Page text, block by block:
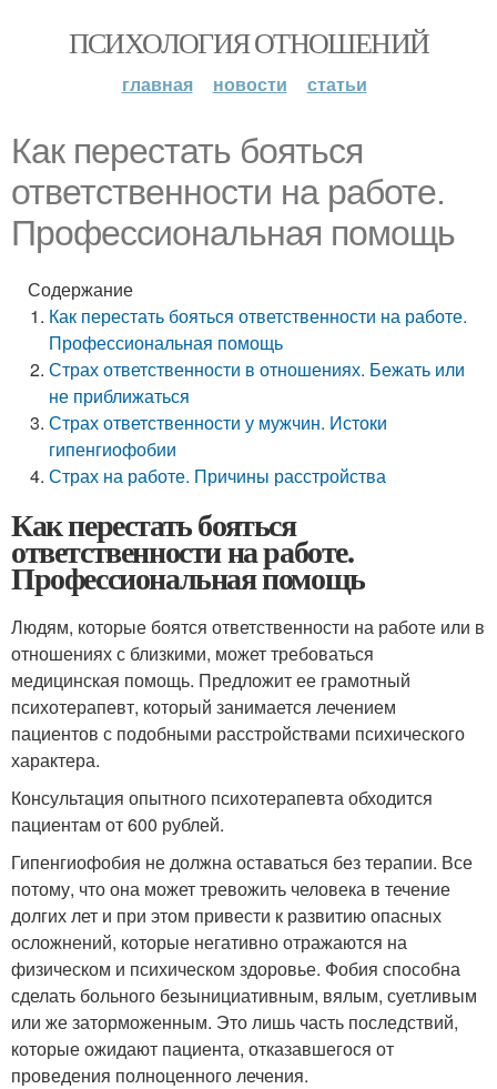
ПСИХОЛОГИЯ ОТНОШЕНИЙ
главная новости статьи
Как перестать бояться
ответственности на работе.
Профессиональная помощь
Содержание
Как перестать бояться ответственности на работе.
Профессиональная помощь
Страх ответственности в отношениях. Бежать или
не приближаться
Страх ответственности у мужчин. Истоки
гипенгиофобии
Страх на работе. Причины расстройства
Как перестать бояться
ответственности на работе.
Профессиональная помощь
Людям, которые боятся ответственности на работе или в
отношениях с близкими, может требоваться
медицинская помощь. Предложит ее грамотный
психотерапевт, который занимается лечением
пациентов с подобными расстройствами психического
характера.
Консультация опытного психотерапевта обходится
пациентам от 600 рублей.
Гипенгиофобия не должна оставаться без терапии. Все
потому, что она может тревожить человека в течение
долгих лет и при этом привести к развитию опасных
осложнений, которые негативно отражаются на
физическом и психическом здоровье. Фобия способна
сделать больного безынициативным, вялым, суетливым
или же заторможенным. Это лишь часть последствий,
которые ожидают пациента, отказавшегося от
проведения полноценного лечения.